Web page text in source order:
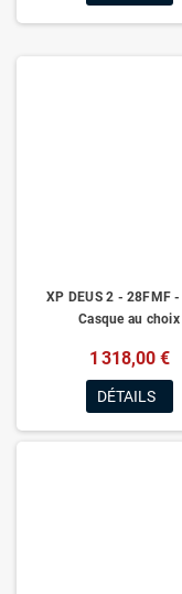
XP DEUS 2 - 28FMF
Casque au choix
1 318,00 €
DÉTAILS